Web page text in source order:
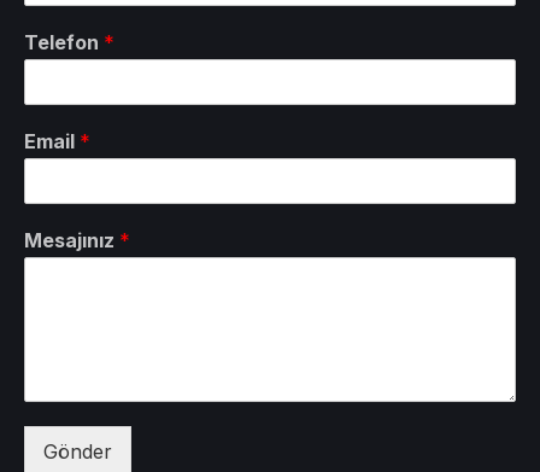
Telefon *
Email *
Mesajınız *
Gönder